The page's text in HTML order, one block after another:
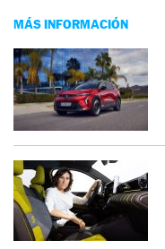
MÁS INFORMACIÓN